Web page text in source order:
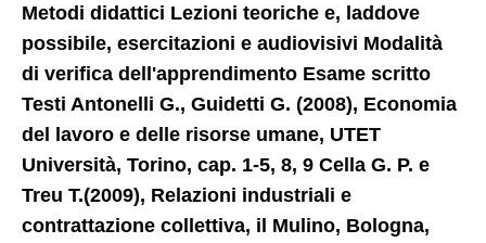
Metodi didattici Lezioni teoriche e, laddove
possibile, esercitazioni e audiovisivi Modalità
di verifica dell'apprendimento Esame scritto
Testi Antonelli G., Guidetti G. (2008), Economia
del lavoro e delle risorse umane, UTET
Università, Torino, cap. 1-5, 8, 9 Cella G. P. e
Treu T.(2009), Relazioni industriali e
contrattazione collettiva, il Mulino, Bologna,